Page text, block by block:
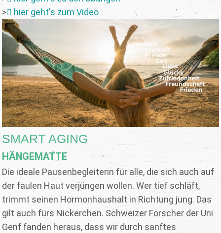
>
hier geht's zum Video
SMART AGING
HÄNGEMATTE
Die ideale Pausenbegleiterin für alle, die sich auch auf
der faulen Haut verjüngen wollen. Wer tief schläft,
trimmt seinen Hormonhaushalt in Richtung jung. Das
gilt auch fürs Nickerchen. Schweizer Forscher der Uni
Genf fanden heraus, dass wir durch sanftes